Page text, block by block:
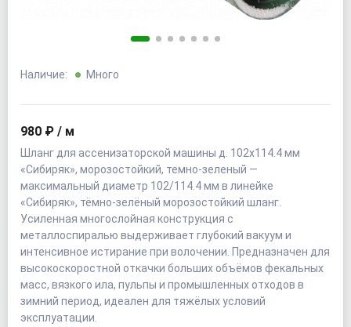
Наличие: Много
980 ₽ / м
Шланг для ассенизаторской машины д. 102x114.4 мм
«Сибиряк», морозостойкий, темно-зеленый —
максимальный диаметр 102/114.4 мм в линейке
«Сибиряк», тёмно-зелёный морозостойкий шланг.
Усиленная многослойная конструкция с
металлоспиралью выдерживает глубокий вакуум и
интенсивное истирание при волочении. Предназначен для
высокоскоростной откачки больших объёмов фекальных
масс, вязкого ила, пульпы и промышленных отходов в
зимний период, идеален для тяжёлых условий
эксплуатации.